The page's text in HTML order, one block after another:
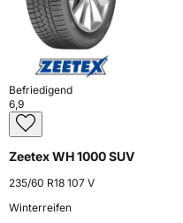
Befriedigend
6,9
Zeetex WH 1000 SUV
235/60 R18 107 V
Winterreifen